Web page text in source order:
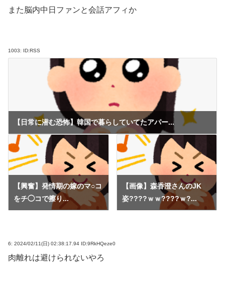
また脳内中日ファンと会話アフィか
1003: ID:RSS
【日常に潜む恐怖】韓国で暮らしていてたアパー...
【興奮】発情期の嫁のマ○コ
をチ◯コで擦り...
【画像】森香澄さんのJK
姿????ｗｗ????ｗ?...
6: 2024/02/11(日) 02:38:17.94 ID:9RkHQeze0
肉離れは避けられないやろ